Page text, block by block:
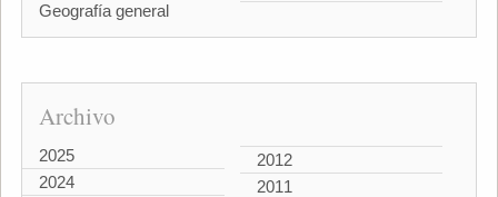
Geografía general
Archivo
2025
2024
2012
2011